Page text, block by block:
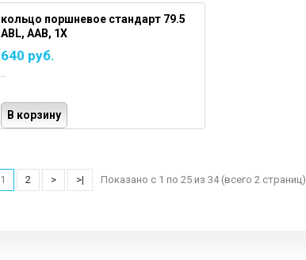
кольцо поршневое стандарт 79.5
ABL, AAB, 1X
640 руб.
..
В корзину
1 2 > >| Показано с 1 по 25 из 34 (всего 2 страниц)